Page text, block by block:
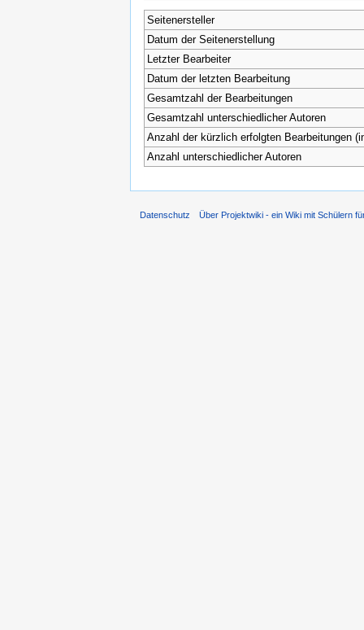
Seitenersteller
Datum der Seitenerstellung
Letzter Bearbeiter
Datum der letzten Bearbeitung
Gesamtzahl der Bearbeitungen
Gesamtzahl unterschiedlicher Autoren
Anzahl der kürzlich erfolgten Bearbeitungen
Anzahl unterschiedlicher Autoren
Datenschutz Über Projektwiki - ein Wiki mit Schülern